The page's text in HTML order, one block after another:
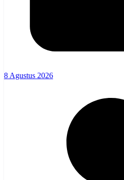
8 Agustus 2026